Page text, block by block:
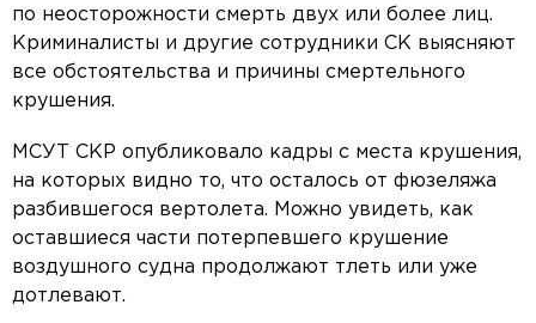
по неосторожности смерть двух или более лиц.
Криминалисты и другие сотрудники СК выясняют
все обстоятельства и причины смертельного
крушения.
МСУТ СКР опубликовало кадры с места крушения,
на которых видно то, что осталось от фюзеляжа
разбившегося вертолета. Можно увидеть, как
оставшиеся части потерпевшего крушение
воздушного судна продолжают тлеть или уже
дотлевают.